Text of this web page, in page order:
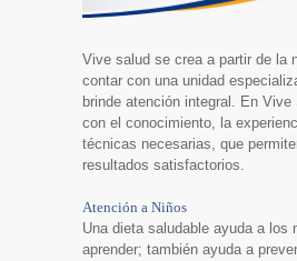
Vive salud se crea a partir de la
contar con una unidad
brinde atención integral. En
con el conocimiento, la
técnicas necesarias, que
resultados satisfactorios.
Atención a Niños
Una dieta saludable ayuda a los
aprender; también ayuda a